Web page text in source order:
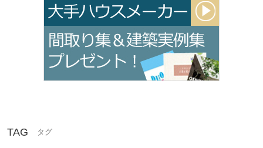
TAG